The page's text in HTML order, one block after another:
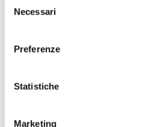
delNecessari
Preferenze
Statistiche
Marketing
Documenti
Protocollo Accommodation